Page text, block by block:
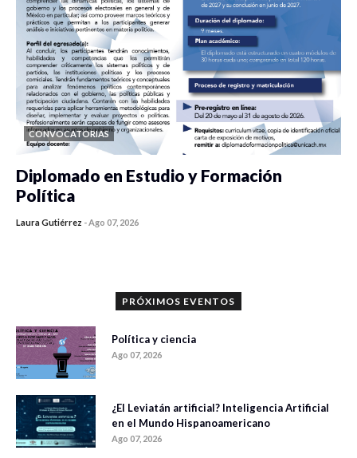
CONVOCATORIAS
Diplomado en Estudio y Formación
Política
Laura Gutiérrez -Ago 07, 2026
PRÓXIMOS EVENTOS
Política y ciencia
Ago 07, 2026
¿El Leviatán artificial? Inteligencia Artificial
en el Mundo Hispanoamericano
Ago 07, 2026